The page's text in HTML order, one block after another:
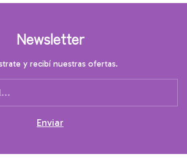
Newsletter
y recibí nuestras ofertas.